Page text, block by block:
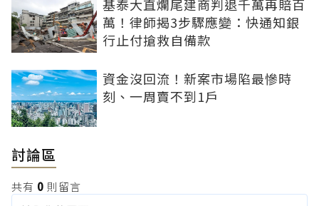
基泰大直爛尾建商判退千萬再賠百
萬！律師揭3步驟應變：快通知銀
行止付搶救自備款
資金沒回流！新案市場陷最慘時
刻、一周賣不到1戶
討論區
共有 0 則留言